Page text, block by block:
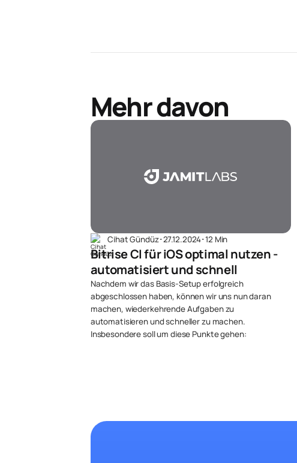
Mehr davon
Cihat Gündüz･27.12.2024･12 Min
Bitrise CI für iOS optimal nutzen -
automatisiert und schnell
Nachdem wir das Basis-Setup erfolgreich
abgeschlossen haben, können wir uns nun daran
machen, wiederkehrende Aufgaben zu
automatisieren und schneller zu machen.
Insbesondere soll um diese Punkte gehen: